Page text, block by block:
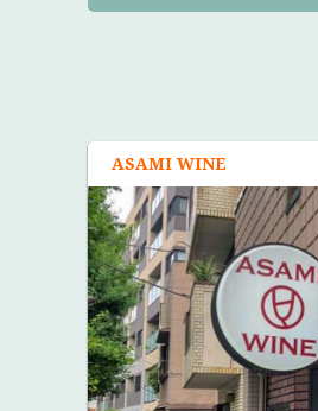
ASAMI WINE